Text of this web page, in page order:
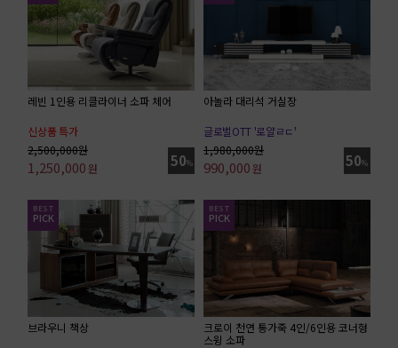
레빈 1인용 리클라이너 소파 체어
신상품 특가
전체가죽
50%
2,500,000원
1,250,000원
아놀라 대리석 거실장
글로벌OTT '로얄ㄹㄷ'
50%
1,980,000원
990,000원
BEST
PICK
브라우니 책상
BEST
PICK
크로이 천연 통가죽 4인/6인용 코너형
스윙 소파